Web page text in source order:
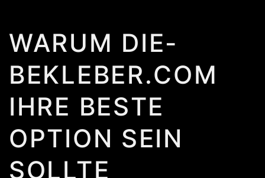
WARUM DIE-
BEKLEBER.COM
IHRE BESTE
OPTION SEIN
SOLLTE